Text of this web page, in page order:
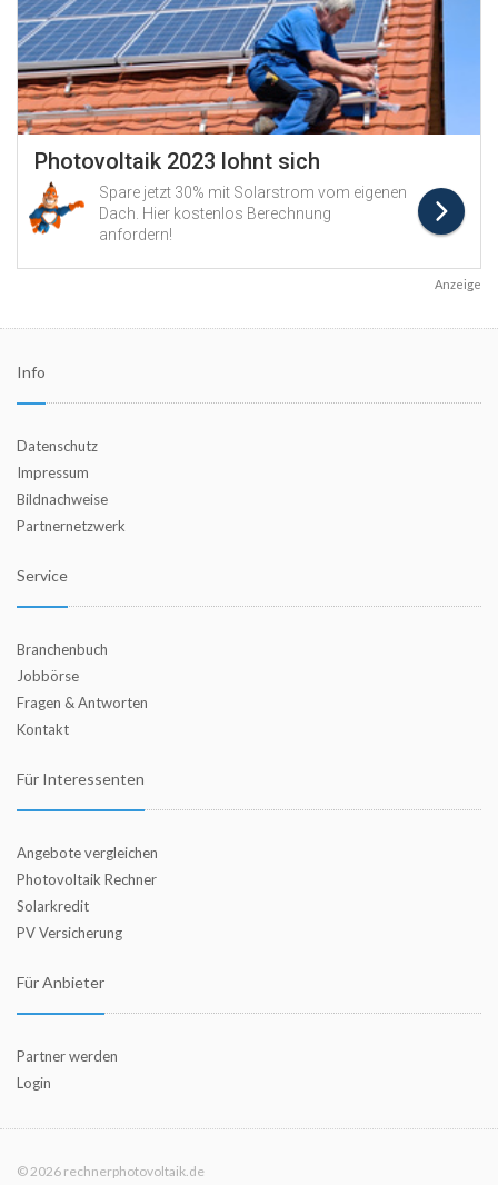
Anzeige
Info
Datenschutz
Impressum
Bildnachweise
Partnernetzwerk
Service
Branchenbuch
Jobbörse
Fragen & Antworten
Kontakt
Für Interessenten
Angebote vergleichen
Photovoltaik Rechner
Solarkredit
PV Versicherung
Für Anbieter
Partner werden
Login
© 2026 rechnerphotovoltaik.de